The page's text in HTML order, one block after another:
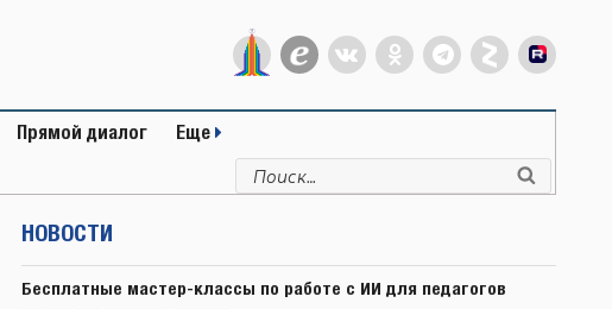
Прямой диалог Еще
Искать:
НОВОСТИ
Бесплатные мастер-классы по работе с ИИ для педагогов